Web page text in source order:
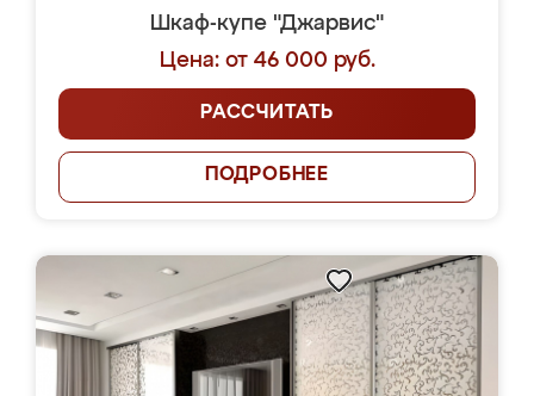
Шкаф-купе "Джарвис"
Цена: от 46 000 руб.
РАССЧИТАТЬ
ПОДРОБНЕЕ